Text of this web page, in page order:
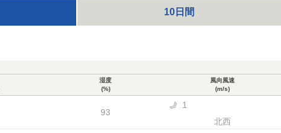
10日間
湿度
(%)
風向風速
(m/s)
93
1
北西